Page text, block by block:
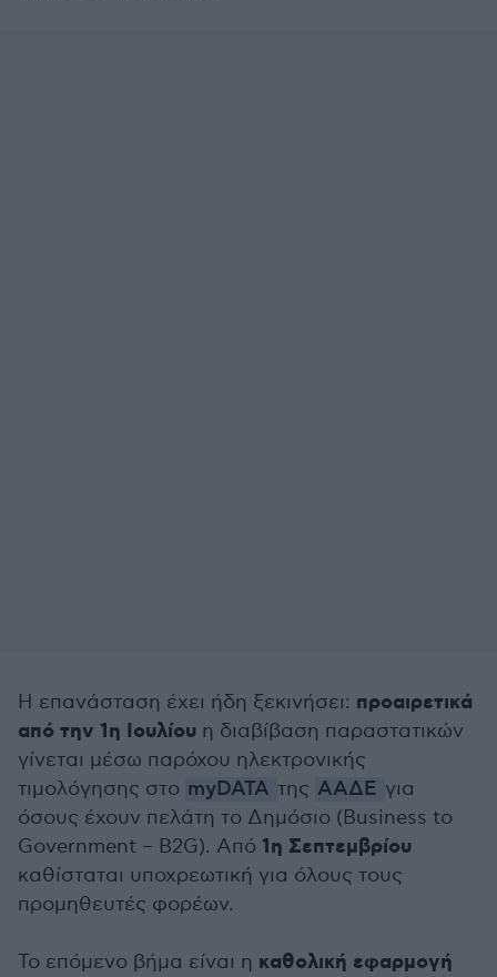
Η επανάσταση έχει ήδη ξεκινήσει: προαιρετικά
από την 1η Ιουλίου η διαβίβαση παραστατικών
γίνεται μέσω παρόχου ηλεκτρονικής
τιμολόγησης στο myDATA της ΑΑΔΕ για
όσους έχουν πελάτη το Δημόσιο (Business to
Government – B2G). Από 1η Σεπτεμβρίου
καθίσταται υποχρεωτική για όλους τους
προμηθευτές φορέων.
Το επόμενο βήμα είναι η καθολική εφαρμογή